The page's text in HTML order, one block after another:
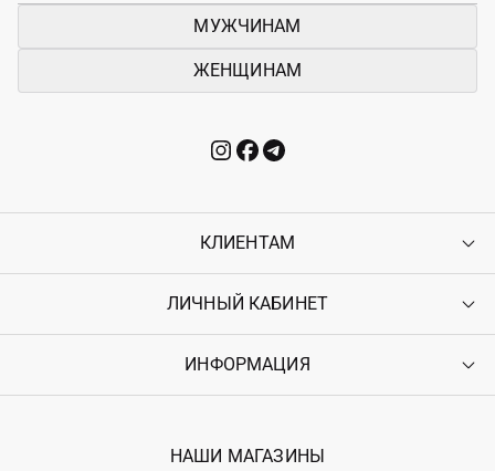
МУЖЧИНАМ
ЖЕНЩИНАМ
КЛИЕНТАМ
Контакты
Возврат
Гарантия
ЛИЧНЫЙ КАБИНЕТ
Войти
Ostriv Club+
ИНФОРМАЦИЯ
Наши магазини
НАШИ МАГАЗИНЫ